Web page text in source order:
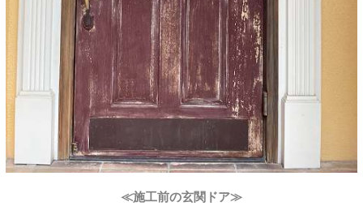
≪施工前の玄関ドア≫